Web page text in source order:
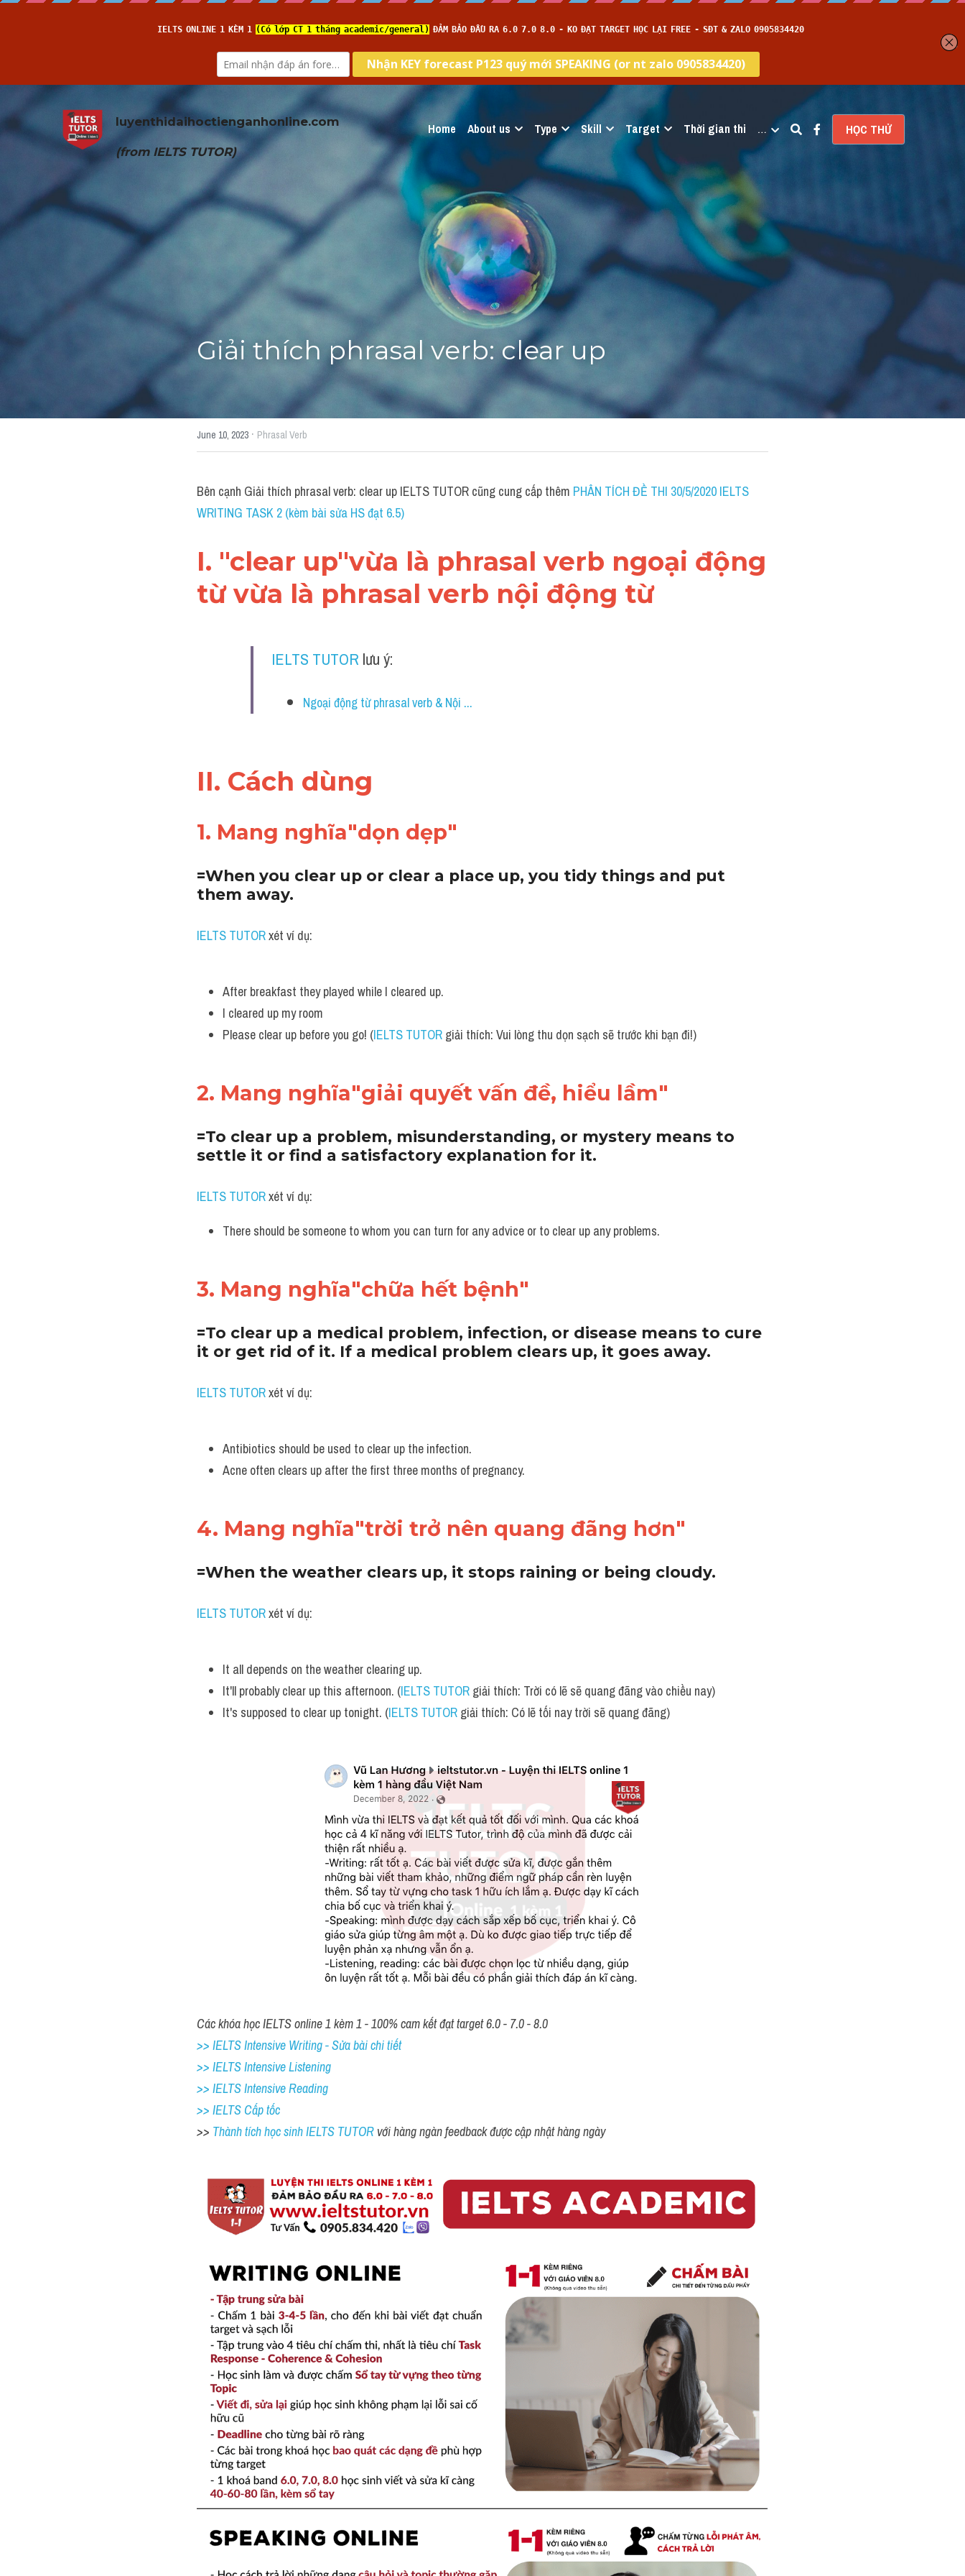
luyenthidaihoctienganhonline.com
(from IELTS TUTOR)
Home About us Type Skill Target Thời gian thi … HỌC THỬ
Giải thích phrasal verb: clear up
June 10, 2023 · Phrasal Verb
Bên cạnh Giải thích phrasal verb: clear up IELTS TUTOR cũng cung cấp thêm PHÂN TÍCH ĐỀ THI 30/5/2020 IELTS
WRITING TASK 2 (kèm bài sửa HS đạt 6.5)
I. "clear up"vừa là phrasal verb ngoại động
từ vừa là phrasal verb nội động từ
IELTS TUTOR lưu ý:
Ngoại động từ phrasal verb & Nội ...
II. Cách dùng
1. Mang nghĩa"dọn dẹp"
=When you clear up or clear a place up, you tidy things and put
them away.
IELTS TUTOR xét ví dụ:
After breakfast they played while I cleared up.
I cleared up my room
Please clear up before you go! (IELTS TUTOR giải thích: Vui lòng thu dọn sạch sẽ trước khi bạn đi!)
2. Mang nghĩa"giải quyết vấn đề, hiểu lầm"
=To clear up a problem, misunderstanding, or mystery means to
settle it or find a satisfactory explanation for it.
IELTS TUTOR xét ví dụ:
There should be someone to whom you can turn for any advice or to clear up any problems.
3. Mang nghĩa"chữa hết bệnh"
=To clear up a medical problem, infection, or disease means to cure
it or get rid of it. If a medical problem clears up, it goes away.
IELTS TUTOR xét ví dụ:
Antibiotics should be used to clear up the infection.
Acne often clears up after the first three months of pregnancy.
4. Mang nghĩa"trời trở nên quang đãng hơn"
=When the weather clears up, it stops raining or being cloudy.
IELTS TUTOR xét ví dụ:
It all depends on the weather clearing up.
It'll probably clear up this afternoon. (IELTS TUTOR giải thích: Trời có lẽ sẽ quang đãng vào chiều nay)
It's supposed to clear up tonight. (IELTS TUTOR giải thích: Có lẽ tối nay trời sẽ quang đãng)
Các khóa học IELTS online 1 kèm 1 - 100% cam kết đạt target 6.0 - 7.0 - 8.0
>> IELTS Intensive Writing - Sửa bài chi tiết
>> IELTS Intensive Listening
>> IELTS Intensive Reading
>> IELTS Cấp tốc
>> Thành tích học sinh IELTS TUTOR với hàng ngàn feedback được cập nhật hàng ngày